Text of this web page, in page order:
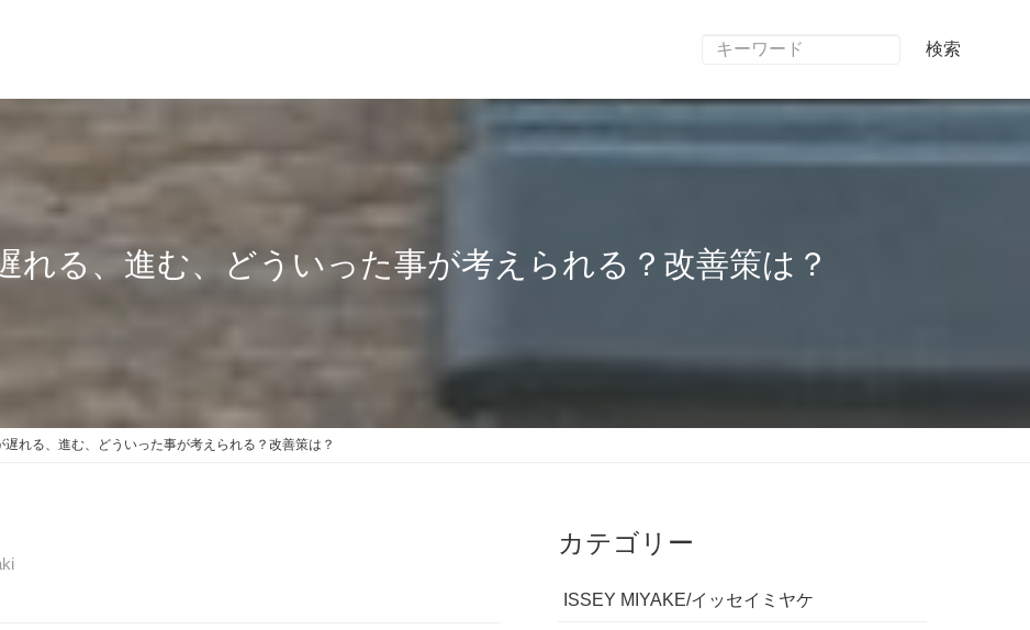
検索
れる、進む、どういった事が考えられる？改善策は？
遅れる、進む、どういった事が考えられる？改善策は？
カテゴリー
ISSEY MIYAKE/イッセイミヤケ